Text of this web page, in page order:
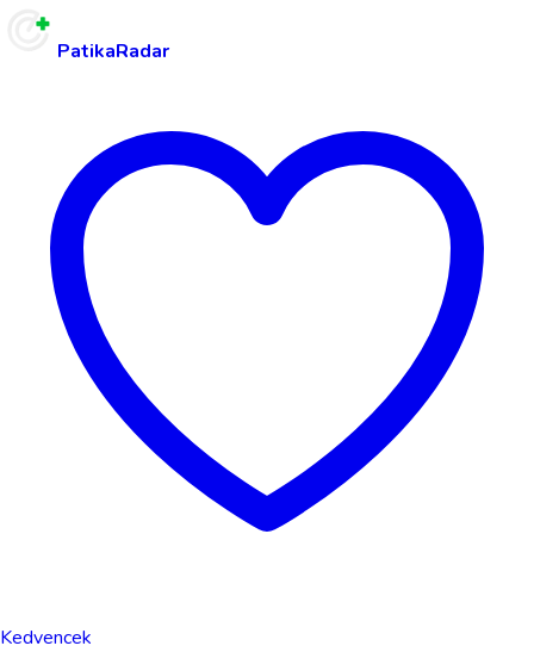
PatikaRadar
Kedvencek